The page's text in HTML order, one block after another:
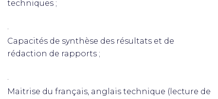
techniques ;
·
Capacités de synthèse des résultats et de
rédaction de rapports ;
·
Maitrise du français, anglais technique (lecture de